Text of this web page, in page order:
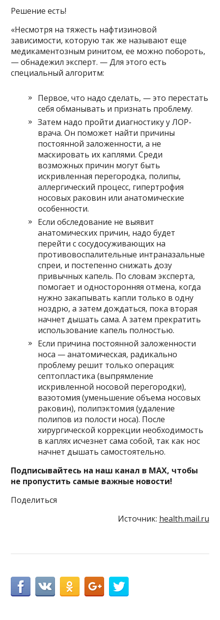
Решение есть!
«Несмотря на тяжесть нафтизиновой
зависимости, которую так же называют еще
медикаментозным ринитом, ее можно побороть,
— обнадежил эксперт. — Для этого есть
специальный алгоритм:
Первое, что надо сделать, — это перестать
себя обманывать и признать проблему.
Затем надо пройти диагностику у ЛОР-
врача. Он поможет найти причины
постоянной заложенности, а не
маскировать их каплями. Среди
возможных причин могут быть
искривленная перегородка, полипы,
аллергический процесс, гипертрофия
носовых раковин или анатомические
особенности.
Если обследование не выявит
анатомических причин, надо будет
перейти с сосудосуживающих на
противовоспалительные интраназальные
спреи, и постепенно снижать дозу
привычных капель. По словам эксперта,
помогает и односторонняя отмена, когда
нужно закапывать капли только в одну
ноздрю, а затем дождаться, пока вторая
начнет дышать сама. А затем прекратить
использование капель полностью.
Если причина постоянной заложенности
носа — анатомическая, радикально
проблему решит только операция:
септопластика (выпрямление
искривленной носовой перегородки),
вазотомия (уменьшение объема носовых
раковин), полипэктомия (удаление
полипов из полости носа). После
хирургической коррекции необходимость
в каплях исчезнет сама собой, так как нос
начнет дышать самостоятельно.
Подписывайтесь на наш канал в MAX, чтобы
не пропустить самые важные новости!
Поделиться
Источник: health.mail.ru